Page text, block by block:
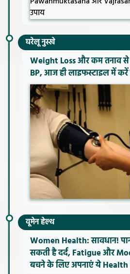
घरेलू नुस्खे
Weight Loss और कम तनाव से
BP, आज ही लाइफस्टाइल में
वूमेन हेल्थ
Women Health: सावधान!
सकती है दर्द, Fatigue और
बचने के लिए अपनाएं ये Health